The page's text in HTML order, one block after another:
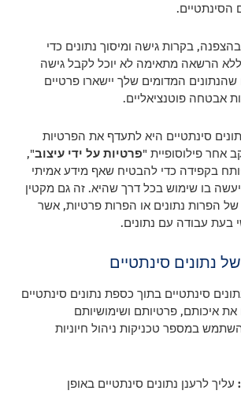
הסינתטיים.
בקרות גישה ומיסוך נתונים כדי
הרשאה מתאימה לא יוכל לקבל גישה
המדומים שלך יישארו פרטיים
אבטחה פוטנציאליים.
סינתטיים היא לתעדף את הפרטיות
אחר פילוסופיית "פרטיות על ידי עיצוב",
בקפידה כדי להבטיח שאף מידע אמיתי
בו שימוש בכל דרך שהיא. זה גם מקטין
הפרות נתונים או הפרות פרטיות, אשר
עבודה עם נתונים.
נתונים סינתטיים
סינתטיים בתוך כספת נתונים סינתטיים
את איכותם, פרטיותם ושימושיותם
במספר טכניקות ניהול חיוניות
עליך לרענן נתונים סינתטיים באופן